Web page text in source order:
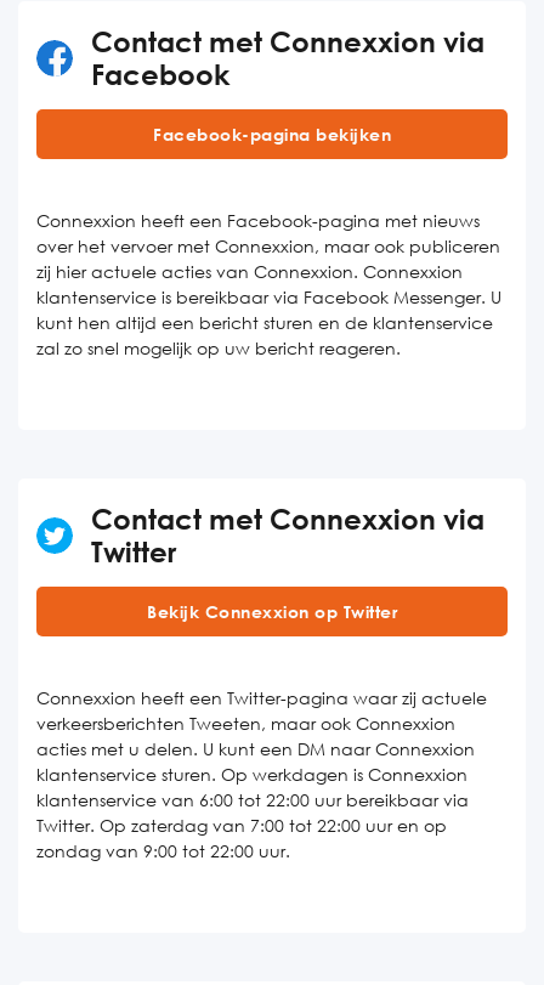
Contact met Connexxion via
Facebook
Facebook-pagina bekijken
Connexxion heeft een Facebook-pagina met nieuws
over het vervoer met Connexxion, maar ook publiceren
zij hier actuele acties van Connexxion. Connexxion
klantenservice is bereikbaar via Facebook Messenger. U
kunt hen altijd een bericht sturen en de klantenservice
zal zo snel mogelijk op uw bericht reageren.
Contact met Connexxion via
Twitter
Bekijk Connexxion op Twitter
Connexxion heeft een Twitter-pagina waar zij actuele
verkeersberichten Tweeten, maar ook Connexxion
acties met u delen. U kunt een DM naar Connexxion
klantenservice sturen. Op werkdagen is Connexxion
klantenservice van 6:00 tot 22:00 uur bereikbaar via
Twitter. Op zaterdag van 7:00 tot 22:00 uur en op
zondag van 9:00 tot 22:00 uur.